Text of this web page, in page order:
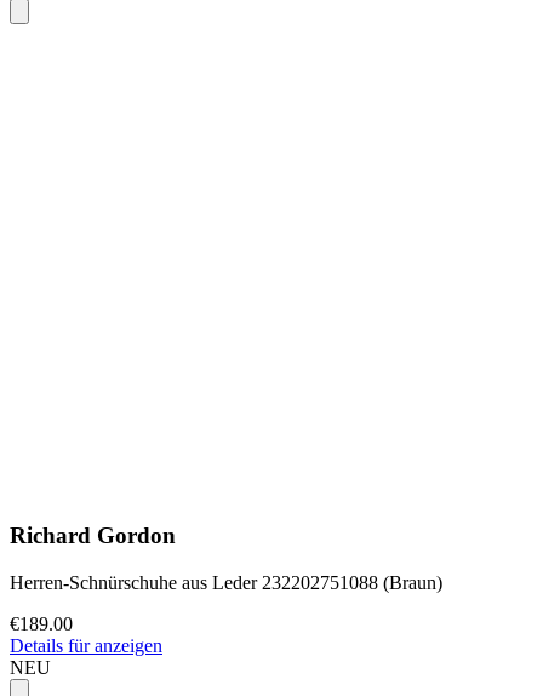
Richard Gordon
Herren-Schnürschuhe aus Leder 232202751088 (Braun)
€189.00
Details für anzeigen
NEU